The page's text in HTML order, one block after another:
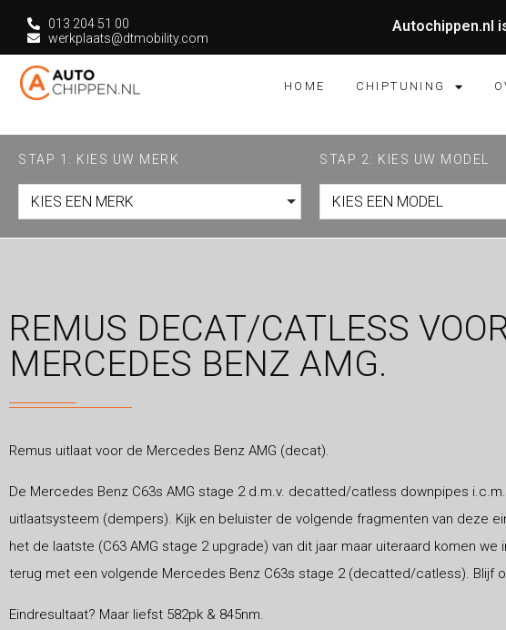
013 204 51 00
werkplaats@dtmobility.com
Autochippen.nl
HOME CHIPTUNING
STAP 1: KIES UW MERK
KIES EEN MERK
STAP 2: KIES UW MODEL
KIES EEN MODEL
REMUS DECAT/CATLESS
MERCEDES BENZ AMG.
Remus uitlaat voor de Mercedes Benz AMG (decat).
De Mercedes Benz C63s AMG stage 2 d.m.v. decatted/catless downpipes
uitlaatsysteem (dempers). Kijk en beluister de volgende fragmenten van deze
het de laatste (C63 AMG stage 2 upgrade) van dit jaar maar uiteraard komen we
terug met een volgende Mercedes Benz C63s stage 2 (decatted/catless). Blijf
Eindresultaat? Maar liefst 582pk & 845nm.